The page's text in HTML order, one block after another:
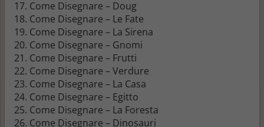
17. Come Disegnare – Doug
18. Come Disegnare – Le Fate
19. Come Disegnare – La Sirena
20. Come Disegnare – Gnomi
21. Come Disegnare – Frutti
22. Come Disegnare – Verdure
23. Come Disegnare – La Casa
24. Come Disegnare – Egitto
25. Come Disegnare – La Foresta
26. Come Disegnare – Dinosauri